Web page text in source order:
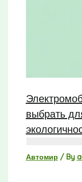
выбрать
Автомир / By